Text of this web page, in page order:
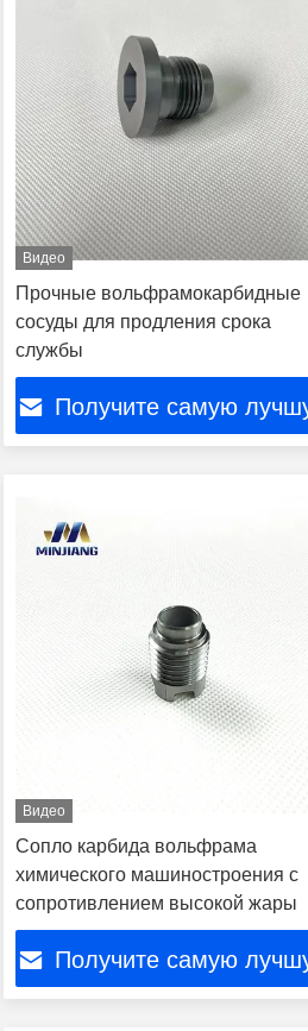
Видео
Прочные вольфрамокарбидные
сосуды для продления срока
службы
Получите самую
Видео
Сопло карбида вольфрама
химического машиностроения с
сопротивлением высокой жары
Получите самую